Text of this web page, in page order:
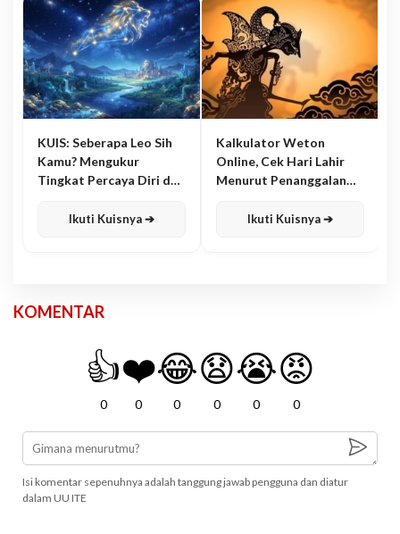
KUIS: Seberapa Leo Sih
Kamu? Mengukur
Tingkat Percaya Diri dan
Ikuti Kuisnya ➔
Kalkulator Weton
Online, Cek Hari Lahir
Menurut Penanggalan
Ikuti Kuisnya ➔
KOMENTAR
👍
0
❤️
0
😂
0
😧
0
😭
0
😡
0
Isi komentar sepenuhnya adalah tanggung jawab pengguna dan diatur
dalam UU ITE